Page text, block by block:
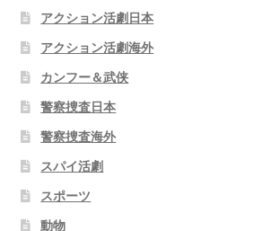
アクション活劇日本
アクション活劇海外
カンフー＆武侠
警察捜査日本
警察捜査海外
スパイ活劇
スポーツ
動物